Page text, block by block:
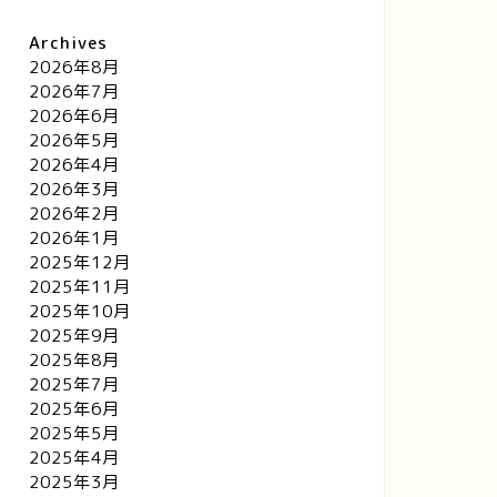
Archives
2026年8月
2026年7月
2026年6月
2026年5月
2026年4月
2026年3月
2026年2月
2026年1月
2025年12月
2025年11月
2025年10月
2025年9月
2025年8月
2025年7月
2025年6月
2025年5月
2025年4月
2025年3月